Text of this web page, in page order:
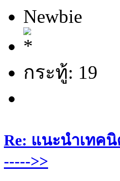
Newbie
กระทู้: 19
Re: แนะนำเทค
----->>